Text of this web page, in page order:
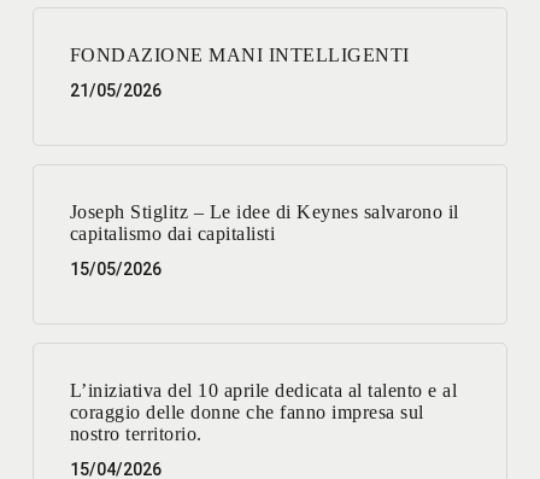
FONDAZIONE MANI INTELLIGENTI
21/05/2026
Joseph Stiglitz – Le idee di Keynes salvarono il
capitalismo dai capitalisti
15/05/2026
L’iniziativa del 10 aprile dedicata al talento e al
coraggio delle donne che fanno impresa sul
nostro territorio.
15/04/2026